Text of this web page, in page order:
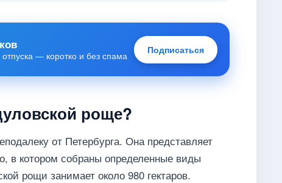
— коротко и без спама
Подписаться
роще?
от Петербурга. Она представляет
в котором собраны определенные виды
рощи занимает около 980 гектаров.